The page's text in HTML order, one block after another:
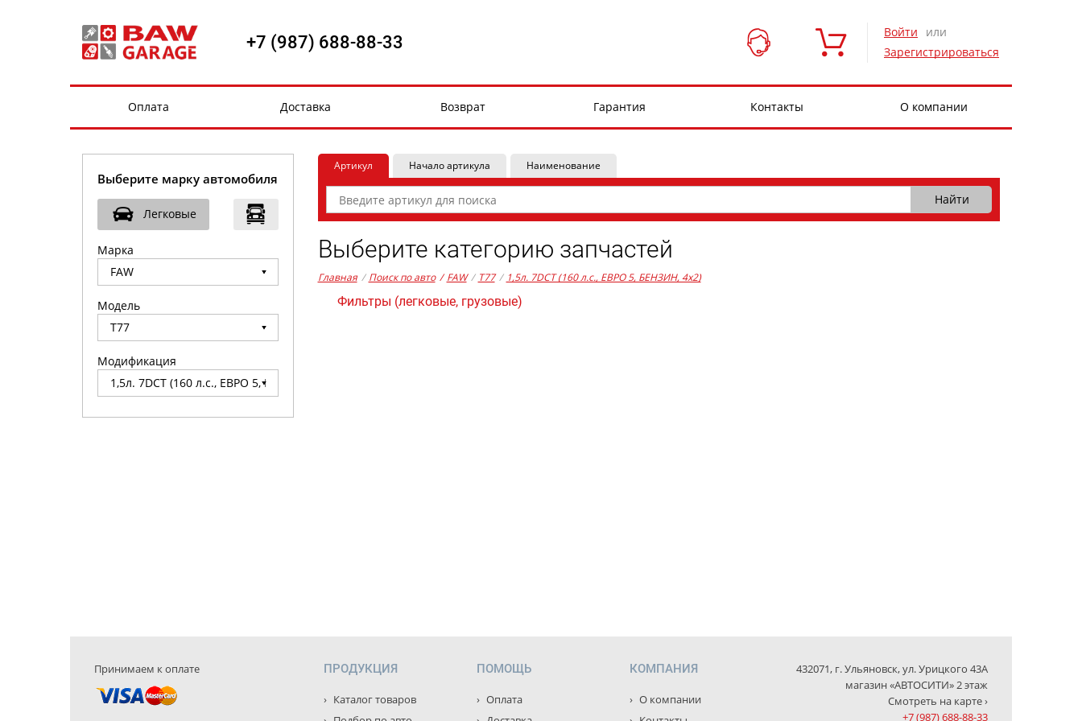
+7 (987) 688-88-33 Войти
или
Зарегистрироваться
Оплата Доставка Возврат Гарантия Контакты О компании
Выберите марку автомобиля
Легковые
Марка
Модель
Модификация
Артикул Начало артикула Наименование
Выберите категорию запчастей
Главная / Поиск по авто / FAW / T77 / 1,5л. 7DCT (160 л.с., ЕВРО 5, БЕНЗИН, 4x2)
Фильтры (легковые, грузовые)
Принимаем к оплате ПРОДУКЦИЯ
Каталог товаров
ПОМОЩЬ
Оплата
КОМПАНИЯ
О компании
432071, г. Ульяновск, ул. Урицкого 43А
магазин «АВТОСИТИ» 2 этаж
Смотреть на карте ›
+7 (987) 688-88-33